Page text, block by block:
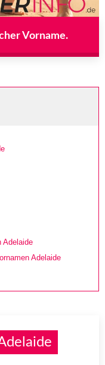
Vorname.
Adelaide
Adelaide